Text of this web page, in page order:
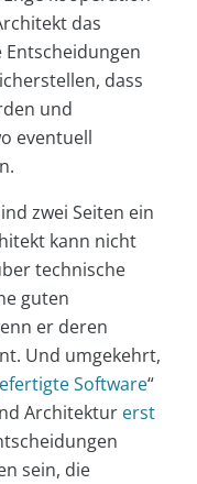
das
Entscheidungen
dass
und
eventuell
zwei Seiten ein
kann nicht
technische
guten
er deren
Und umgekehrt,
Software“
Architektur erst
sein, die